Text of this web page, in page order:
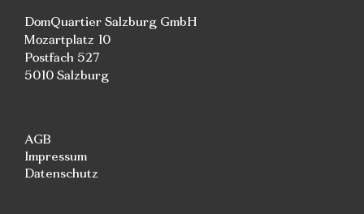
DomQuartier Salzburg GmbH
Mozartplatz 10
Postfach 527
5010 Salzburg
AGB
Impressum
Datenschutz